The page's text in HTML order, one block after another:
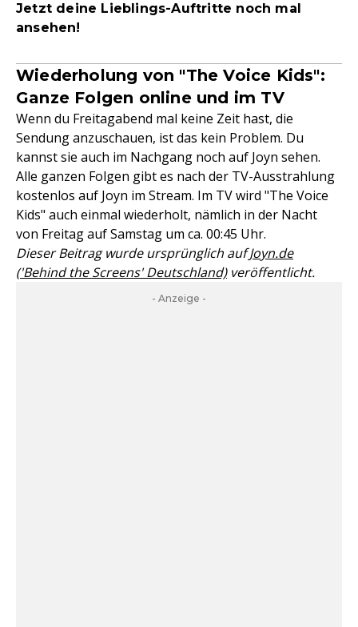
Jetzt deine Lieblings-Auftritte noch mal
ansehen!
Wiederholung von "The Voice Kids":
Ganze Folgen online und im TV
Wenn du Freitagabend mal keine Zeit hast, die
Sendung anzuschauen, ist das kein Problem. Du
kannst sie auch im Nachgang noch auf Joyn sehen.
Alle ganzen Folgen gibt es nach der TV-Ausstrahlung
kostenlos auf Joyn im Stream. Im TV wird "The Voice
Kids" auch einmal wiederholt, nämlich in der Nacht
von Freitag auf Samstag um ca. 00:45 Uhr.
Dieser Beitrag wurde ursprünglich aufJoyn.de
('Behind the Screens' Deutschland)veröffentlicht.
- Anzeige -